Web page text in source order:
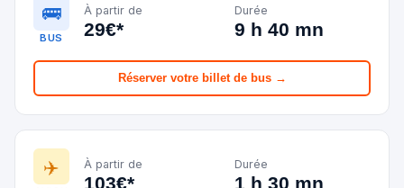
🚌
BUS
À partir de
29€*
Durée
9 h 40 mn
Réserver votre billet de bus →
✈️ À partir de
103€*
Durée
1 h 30 mn